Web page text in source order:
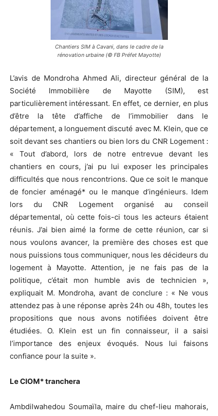
Chantiers SIM à Cavani, dans le cadre de la
rénovation urbaine (© FB Préfet Mayotte)
L’avis de Mondroha Ahmed Ali, directeur général de la
Société Immobilière de Mayotte (SIM), est
particulièrement intéressant. En effet, ce dernier, en plus
d’être la tête d’affiche de l’immobilier dans le
département, a longuement discuté avec M. Klein, que ce
soit devant ses chantiers ou bien lors du CNR Logement :
« Tout d’abord, lors de notre entrevue devant les
chantiers en cours, j’ai pu lui exposer les principales
difficultés que nous rencontrions. Que ce soit le manque
de foncier aménagé* ou le manque d’ingénieurs. Idem
lors du CNR Logement organisé au conseil
départemental, où cette fois-ci tous les acteurs étaient
réunis. J’ai bien aimé la forme de cette réunion, car si
nous voulons avancer, la première des choses est que
nous puissions tous communiquer, nous les décideurs du
logement à Mayotte. Attention, je ne fais pas de la
politique, c’était mon humble avis de technicien »,
expliquait M. Mondroha, avant de conclure : « Ne vous
attendez pas à une réponse après 24h ou 48h, toutes les
propositions que nous avons notifiées doivent être
étudiées. O. Klein est un fin connaisseur, il a saisi
l’importance des enjeux évoqués. Nous lui faisons
confiance pour la suite ».
Le CIOM* tranchera
Ambdilwahedou Soumaïla, maire du chef-lieu mahorais,